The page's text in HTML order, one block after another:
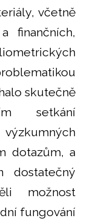
včetně
finančních,
skutečně
setkání
dotazům, a
dostatečný
možnost
fungování